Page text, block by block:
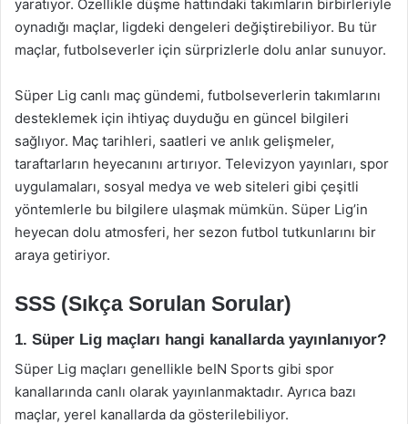
yaratıyor. Özellikle düşme hattındaki takımların birbirleriyle
oynadığı maçlar, ligdeki dengeleri değiştirebiliyor. Bu tür
maçlar, futbolseverler için sürprizlerle dolu anlar sunuyor.
Süper Lig canlı maç gündemi, futbolseverlerin takımlarını
desteklemek için ihtiyaç duyduğu en güncel bilgileri
sağlıyor. Maç tarihleri, saatleri ve anlık gelişmeler,
taraftarların heyecanını artırıyor. Televizyon yayınları, spor
uygulamaları, sosyal medya ve web siteleri gibi çeşitli
yöntemlerle bu bilgilere ulaşmak mümkün. Süper Lig’in
heyecan dolu atmosferi, her sezon futbol tutkunlarını bir
araya getiriyor.
SSS (Sıkça Sorulan Sorular)
1. Süper Lig maçları hangi kanallarda yayınlanıyor?
Süper Lig maçları genellikle beIN Sports gibi spor
kanallarında canlı olarak yayınlanmaktadır. Ayrıca bazı
maçlar, yerel kanallarda da gösterilebiliyor.